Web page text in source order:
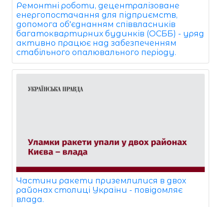
Ремонтні роботи, децентралізоване
енергопостачання для підприємств,
допомога об'єднанням співвласників
багатоквартирних будинків (ОСББ) - уряд
активно працює над забезпеченням
стабільного опалювального періоду.
Частини ракети приземлилися в двох
районах столиці України - повідомляє
влада.